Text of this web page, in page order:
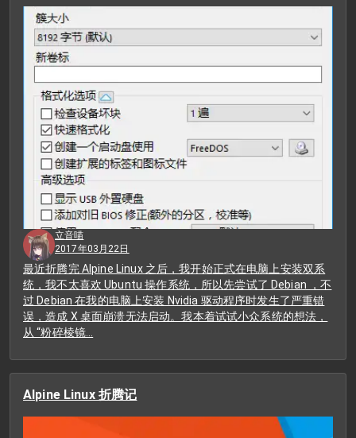
立音喵
2017年03月22日
最近折腾完 Alpine Linux 之后，我开始正式在电脑上安装双系
统，我不太喜欢 Ubuntu 操作系统，所以先尝试了 Debian ，不
过 Debian 在我的电脑上安装 Nvidia 驱动程序时发生了严重错
误，造成 X 桌面崩溃无法启动。我本着试试小众系统的想法，
从 “粉碎棱镜…
Alpine Linux 折腾记